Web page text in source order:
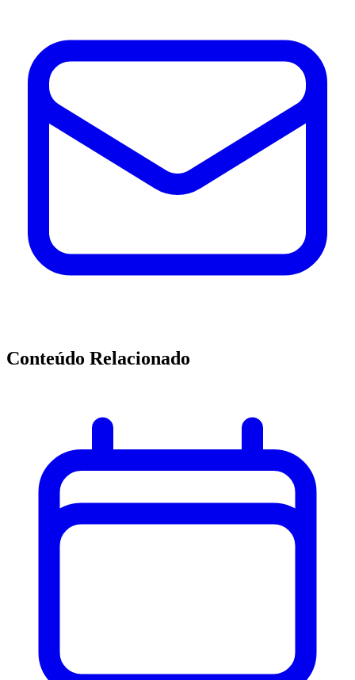
Conteúdo Relacionado